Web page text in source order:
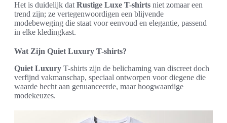
Het is duidelijk dat Rustige Luxe T-shirts niet zomaar een
trend zijn; ze vertegenwoordigen een blijvende
modebeweging die staat voor eenvoud en elegantie, passend
in elke kledingkast.
Wat Zijn Quiet Luxury T-shirts?
Quiet Luxury T-shirts zijn de belichaming van discreet doch
verfijnd vakmanschap, speciaal ontworpen voor diegene die
waarde hecht aan genuanceerde, maar hoogwaardige
modekeuzes.